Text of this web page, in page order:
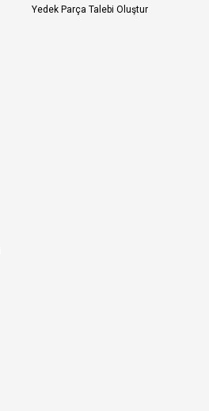
Yedek Parça Talebi Oluştur